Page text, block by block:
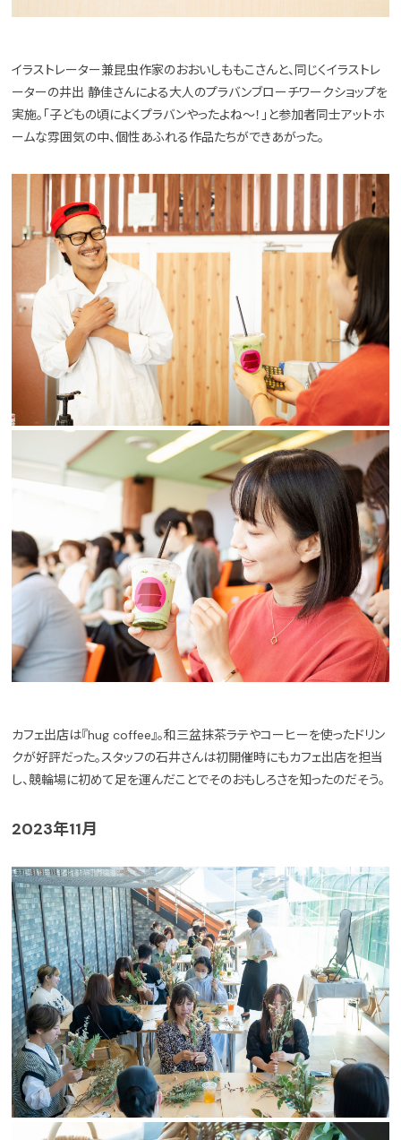
イラストレーター兼昆虫作家のおおいしももこさんと、同じくイラストレ
ーターの井出 静佳さんによる大人のプラバンブローチワークショップを
実施。「子どもの頃によくプラバンやったよね〜！」と参加者同士アットホ
ームな雰囲気の中、個性あふれる作品たちができあがった。
カフェ出店は『hug coffee』。和三盆抹茶ラテやコーヒーを使ったドリン
クが好評だった。スタッフの石井さんは初開催時にもカフェ出店を担当
し、競輪場に初めて足を運んだことでそのおもしろさを知ったのだそう。
2023年11月